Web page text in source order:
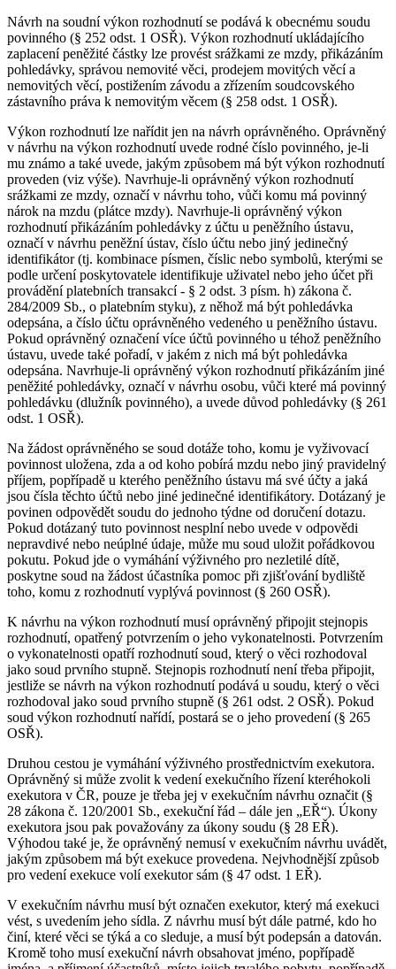
Návrh na soudní výkon rozhodnutí se podává k obecnému soudu
povinného (§ 252 odst. 1 OSŘ). Výkon rozhodnutí ukládajícího
zaplacení peněžité částky lze provést srážkami ze mzdy, přikázáním
pohledávky, správou nemovité věci, prodejem movitých věcí a
nemovitých věcí, postižením závodu a zřízením soudcovského
zástavního práva k nemovitým věcem (§ 258 odst. 1 OSŘ).
Výkon rozhodnutí lze nařídit jen na návrh oprávněného. Oprávněný
v návrhu na výkon rozhodnutí uvede rodné číslo povinného, je-li
mu známo a také uvede, jakým způsobem má být výkon rozhodnutí
proveden (viz výše). Navrhuje-li oprávněný výkon rozhodnutí
srážkami ze mzdy, označí v návrhu toho, vůči komu má povinný
nárok na mzdu (plátce mzdy). Navrhuje-li oprávněný výkon
rozhodnutí přikázáním pohledávky z účtu u peněžního ústavu,
označí v návrhu peněžní ústav, číslo účtu nebo jiný jedinečný
identifikátor (tj. kombinace písmen, číslic nebo symbolů, kterými se
podle určení poskytovatele identifikuje uživatel nebo jeho účet při
provádění platebních transakcí - § 2 odst. 3 písm. h) zákona č.
284/2009 Sb., o platebním styku), z něhož má být pohledávka
odepsána, a číslo účtu oprávněného vedeného u peněžního ústavu.
Pokud oprávněný označení více účtů povinného u téhož peněžního
ústavu, uvede také pořadí, v jakém z nich má být pohledávka
odepsána. Navrhuje-li oprávněný výkon rozhodnutí přikázáním jiné
peněžité pohledávky, označí v návrhu osobu, vůči které má povinný
pohledávku (dlužník povinného), a uvede důvod pohledávky (§ 261
odst. 1 OSŘ).
Na žádost oprávněného se soud dotáže toho, komu je vyživovací
povinnost uložena, zda a od koho pobírá mzdu nebo jiný pravidelný
příjem, popřípadě u kterého peněžního ústavu má své účty a jaká
jsou čísla těchto účtů nebo jiné jedinečné identifikátory. Dotázaný je
povinen odpovědět soudu do jednoho týdne od doručení dotazu.
Pokud dotázaný tuto povinnost nesplní nebo uvede v odpovědi
nepravdivé nebo neúplné údaje, může mu soud uložit pořádkovou
pokutu. Pokud jde o vymáhání výživného pro nezletilé dítě,
poskytne soud na žádost účastníka pomoc při zjišťování bydliště
toho, komu z rozhodnutí vyplývá povinnost (§ 260 OSŘ).
K návrhu na výkon rozhodnutí musí oprávněný připojit stejnopis
rozhodnutí, opatřený potvrzením o jeho vykonatelnosti. Potvrzením
o vykonatelnosti opatří rozhodnutí soud, který o věci rozhodoval
jako soud prvního stupně. Stejnopis rozhodnutí není třeba připojit,
jestliže se návrh na výkon rozhodnutí podává u soudu, který o věci
rozhodoval jako soud prvního stupně (§ 261 odst. 2 OSŘ). Pokud
soud výkon rozhodnutí nařídí, postará se o jeho provedení (§ 265
OSŘ).
Druhou cestou je vymáhání výživného prostřednictvím exekutora.
Oprávněný si může zvolit k vedení exekučního řízení kteréhokoli
exekutora v ČR, pouze je třeba jej v exekučním návrhu označit (§
28 zákona č. 120/2001 Sb., exekuční řád – dále jen „EŘ“). Úkony
exekutora jsou pak považovány za úkony soudu (§ 28 EŘ).
Výhodou také je, že oprávněný nemusí v exekučním návrhu uvádět,
jakým způsobem má být exekuce provedena. Nejvhodnější způsob
pro vedení exekuce volí exekutor sám (§ 47 odst. 1 EŘ).
V exekučním návrhu musí být označen exekutor, který má exekuci
vést, s uvedením jeho sídla. Z návrhu musí být dále patrné, kdo ho
činí, které věci se týká a co sleduje, a musí být podepsán a datován.
Kromě toho musí exekuční návrh obsahovat jméno, popřípadě